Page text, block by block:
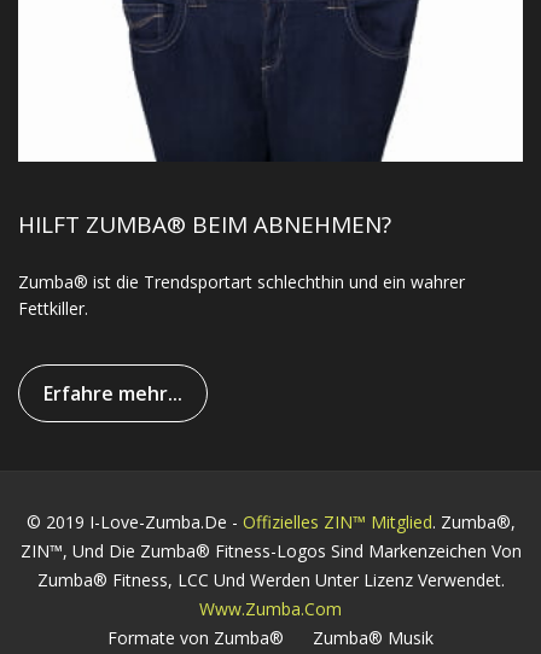
HILFT ZUMBA® BEIM ABNEHMEN?
Zumba® ist die Trendsportart schlechthin und ein wahrer
Fettkiller.
Erfahre mehr...
© 2019 I-Love-Zumba.de - Offizielles ZIN™ Mitglied. Zumba®,
ZIN™, Und Die Zumba® Fitness-Logos Sind Markenzeichen Von
Zumba® Fitness, LCC Und Werden Unter Lizenz Verwendet.
Www.zumba.com
Formate von Zumba®
Zumba® Musik